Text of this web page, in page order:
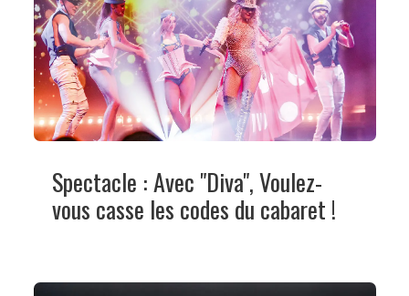
Spectacle : Avec "Diva", Voulez-
vous casse les codes du cabaret !